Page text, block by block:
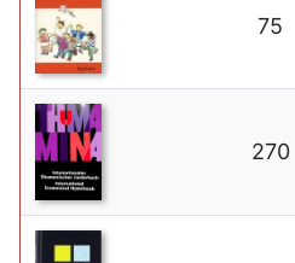
75
270